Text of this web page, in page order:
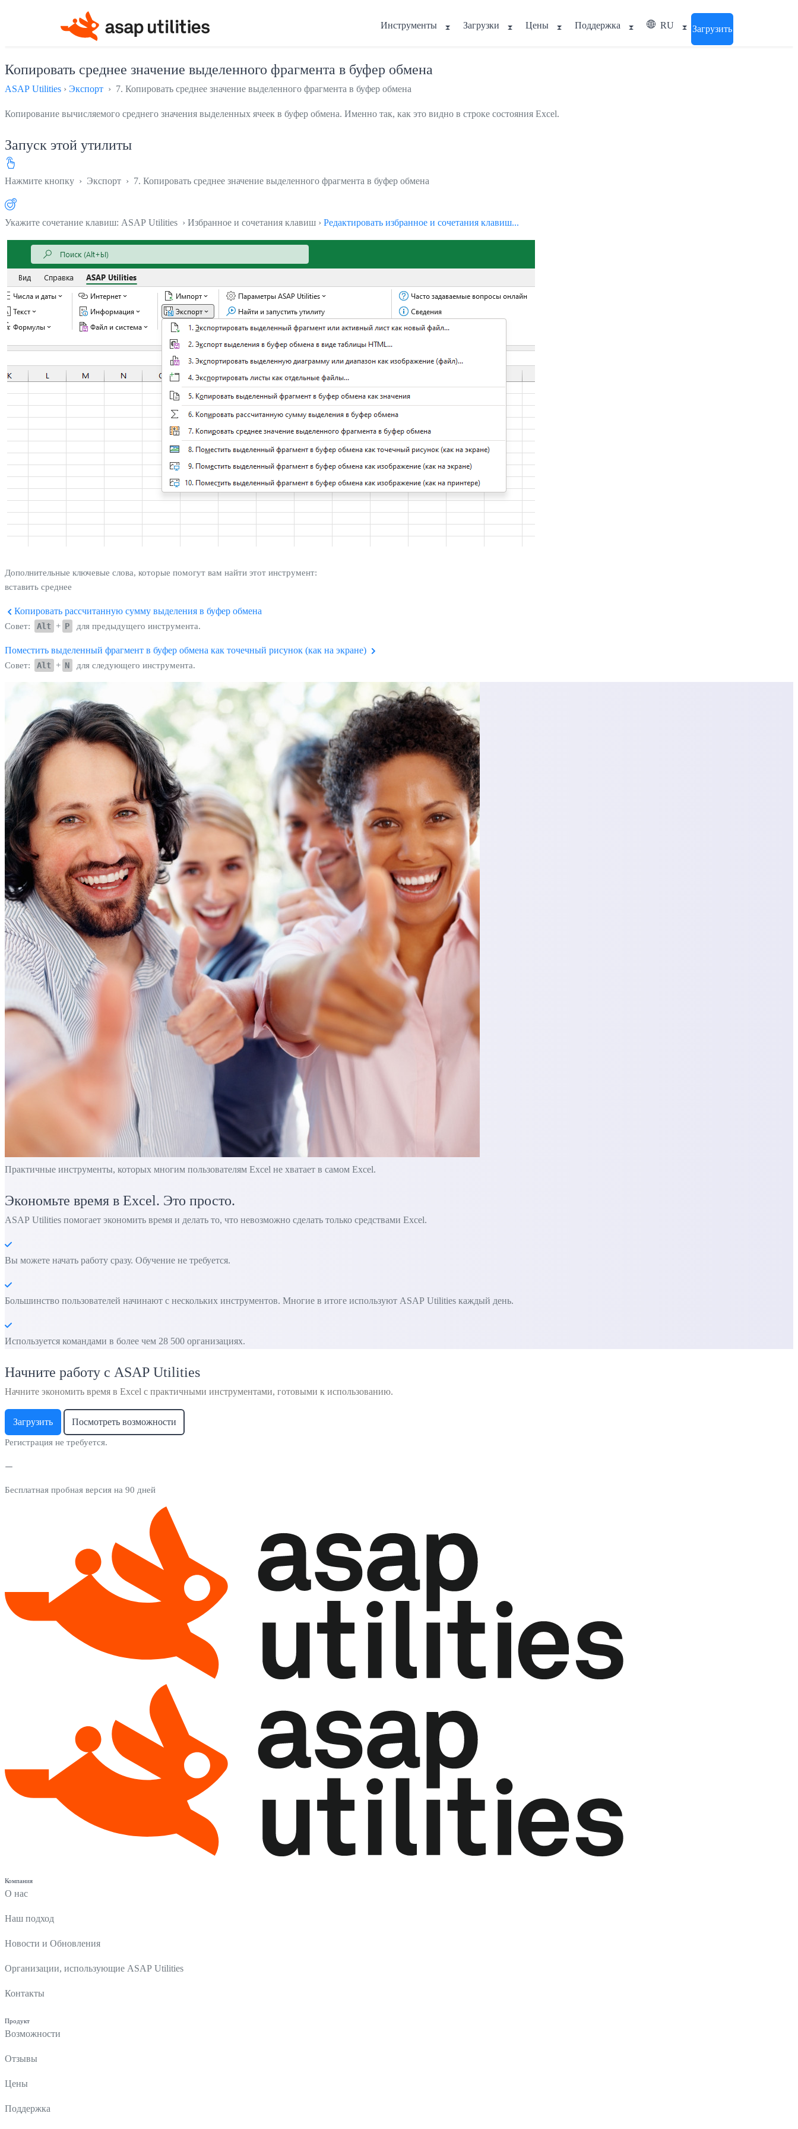
Инструменты Загрузки Цены Поддержка RU Загрузить
Копировать среднее значение выделенного фрагмента в буфер обмена
ASAP Utilities › Экспорт › 7. Копировать среднее значение выделенного фрагмента в буфер обмена
Копирование вычисляемого среднего значения выделенных ячеек в буфер обмена. Именно так, как это видно в строке состояния Excel.
Запуск этой утилиты
Нажмите кнопку › Экспорт › 7. Копировать среднее значение выделенного фрагмента в буфер обмена
Укажите сочетание клавиш: ASAP Utilities › Избранное и сочетания клавиш › Редактировать избранное и сочетания клавиш...
Дополнительные ключевые слова, которые помогут вам найти этот инструмент:
вставить среднее
Копировать рассчитанную сумму выделения в буфер обмена
Совет: Alt + P для предыдущего инструмента.
Поместить выделенный фрагмент в буфер обмена как точечный рисунок (как на экране)
Совет: Alt + N для следующего инструмента.
Практичные инструменты, которых многим пользователям Excel не хватает в самом Excel.
Экономьте время в Excel. Это просто.
ASAP Utilities помогает экономить время и делать то, что невозможно сделать только средствами Excel.
Вы можете начать работу сразу. Обучение не требуется.
Большинство пользователей начинают с нескольких инструментов. Многие в итоге используют ASAP Utilities каждый день.
Используется командами в более чем 28 500 организациях.
Начните работу с ASAP Utilities
Начните экономить время в Excel с практичными инструментами, готовыми к использованию.
Загрузить Посмотреть возможности
Регистрация не требуется.
Бесплатная пробная версия на 90 дней
Компания
О нас
Наш подход
Новости и Обновления
Организации, использующие ASAP Utilities
Контакты
Продукт
Возможности
Отзывы
Цены
Поддержка